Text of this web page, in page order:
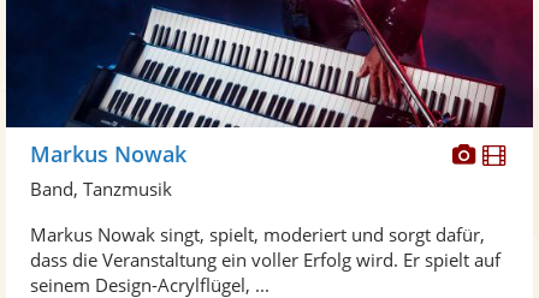
Fotos
Markus Nowak
Band, Tanzmusik
Markus Nowak singt, spielt, moderiert und sorgt dafür,
dass die Veranstaltung ein voller Erfolg wird. Er spielt auf
seinem Design-Acrylflügel, ...